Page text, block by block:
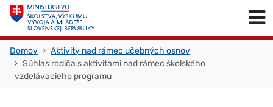
Skočiť na obsah
Domov
Aktivity nad rámec učebných osnov
Súhlas rodiča s aktivitami nad rámec školského
vzdelávacieho programu
Skočiť na začiatok stránky